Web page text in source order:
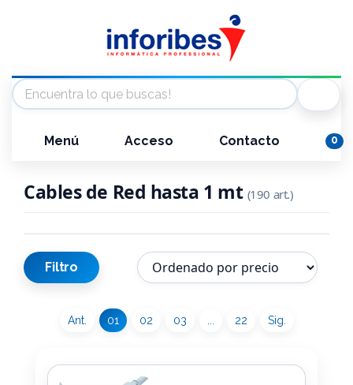
Menú Acceso Contacto 0
Cables de Red hasta 1 mt (190 art.)
Filtro
Ant. 01 02 03 22 Sig.